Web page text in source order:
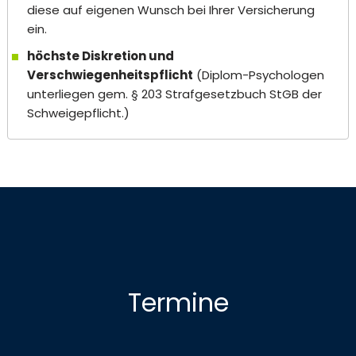
diese auf eigenen Wunsch bei Ihrer Versicherung
ein.
höchste Diskretion und
Verschwiegenheitspflicht (Diplom-Psychologen
unterliegen gem. § 203 Strafgesetzbuch StGB der
Schweigepflicht.)
Termine